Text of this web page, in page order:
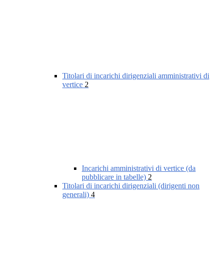
Titolari di incarichi dirigenziali amministrativi di
vertice 2
Incarichi amministrativi di vertice (da
pubblicare in tabelle) 2
Titolari di incarichi dirigenziali (dirigenti non
generali) 4